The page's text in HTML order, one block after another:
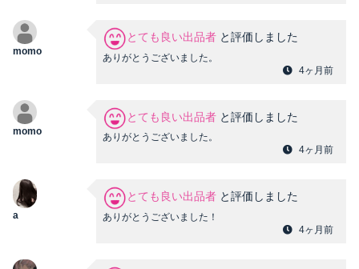
momo
とても良い出品者 と評価しました
ありがとうございました。
4ヶ月前
momo
とても良い出品者 と評価しました
ありがとうございました。
4ヶ月前
a
とても良い出品者 と評価しました
ありがとうございました！
4ヶ月前